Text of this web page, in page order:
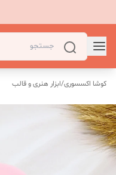
کوشا اکسسوری/ابزار هنری و قالب